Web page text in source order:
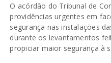
O acórdão do Tribunal de
providências urgentes em
segurança nas instalações
durante os levantamentos
propiciar maior segurança à